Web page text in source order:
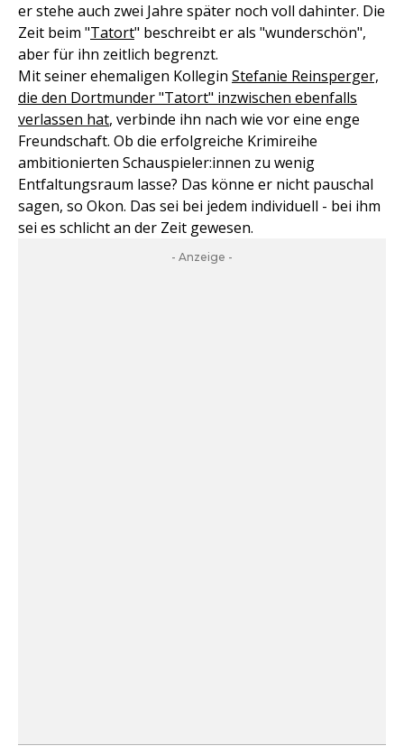
er stehe auch zwei Jahre später noch voll dahinter. Die
Zeit beim "Tatort" beschreibt er als "wunderschön",
aber für ihn zeitlich begrenzt.
Mit seiner ehemaligen Kollegin Stefanie Reinsperger,
die den Dortmunder "Tatort" inzwischen ebenfalls
verlassen hat, verbinde ihn nach wie vor eine enge
Freundschaft. Ob die erfolgreiche Krimireihe
ambitionierten Schauspieler:innen zu wenig
Entfaltungsraum lasse? Das könne er nicht pauschal
sagen, so Okon. Das sei bei jedem individuell - bei ihm
sei es schlicht an der Zeit gewesen.
- Anzeige -